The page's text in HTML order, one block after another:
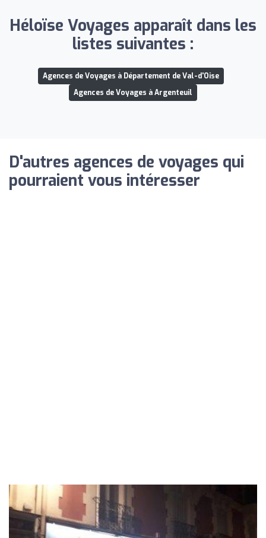
Héloïse Voyages apparaît dans les
listes suivantes :
Agences de Voyages à Département de Val-d'Oise
Agences de Voyages à Argenteuil
D'autres agences de voyages qui
pourraient vous intéresser